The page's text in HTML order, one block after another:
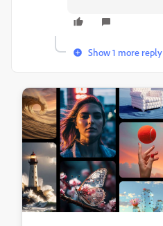
Show 1 more reply